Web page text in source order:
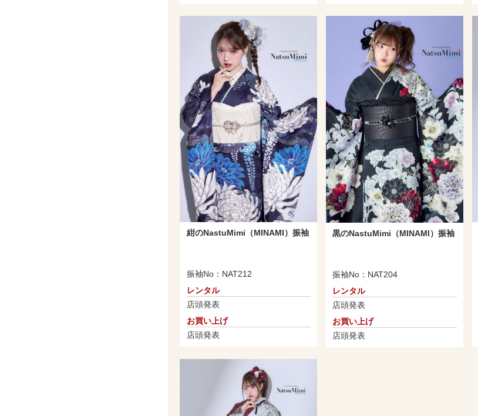
紺のNastuMimi（MINAMI）振袖
振袖No：NAT212
レンタル
店頭発表
お買い上げ
店頭発表
黒のNastuMimi（MINAMI）振袖
振袖No：NAT204
レンタル
店頭発表
お買い上げ
店頭発表